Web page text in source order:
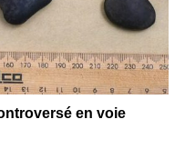
en voie